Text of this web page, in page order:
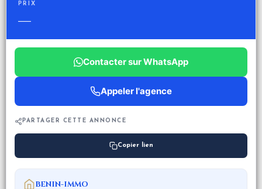
PRIX
—
Contacter sur WhatsApp
Appeler l'agence
PARTAGER CETTE ANNONCE
Copier lien
BENIN-IMMO